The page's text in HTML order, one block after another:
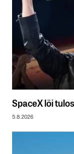
SpaceX löi
5.8.2026